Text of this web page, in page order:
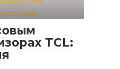
TCL: